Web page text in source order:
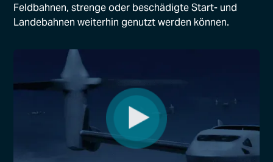
Feldbahnen, strenge oder beschädigte Start- und
Landebahnen weiterhin genutzt werden können.